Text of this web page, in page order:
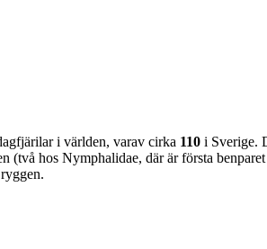
i världen, varav cirka 110 i Sverige.
hos Nymphalidae, där är första